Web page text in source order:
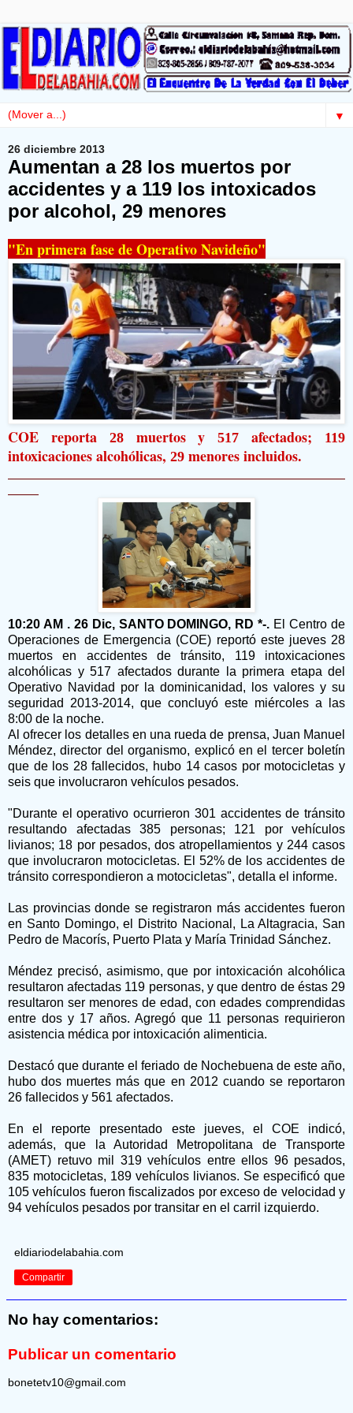
▼
26 diciembre 2013
Aumentan a 28 los muertos por
accidentes y a 119 los intoxicados
por alcohol, 29 menores
"En primera fase de Operativo Navideño"
COE reporta 28muertos y517 afectados; 119
intoxicaciones alcohólicas, 29 menores incluidos.
10:20 AM . 26 Dic, SANTO DOMINGO, RD *-. El Centro de
Operaciones de Emergencia (COE) reportó este jueves 28
muertos en accidentes de tránsito, 119 intoxicaciones
alcohólicas y 517 afectados durante la primera etapa del
Operativo Navidad por la dominicanidad, los valores y su
seguridad 2013-2014, que concluyó este miércoles a las
8:00 de la noche.
Al ofrecer los detalles en una rueda de prensa, Juan Manuel
Méndez, director del organismo, explicó en el tercer boletín
que de los 28 fallecidos, hubo 14 casos por motocicletas y
seis que involucraron vehículos pesados.
"Durante el operativo ocurrieron 301 accidentes de tránsito
resultando afectadas 385 personas; 121 por vehículos
livianos; 18 por pesados, dos atropellamientos y 244 casos
que involucraron motocicletas. El 52% de los accidentes de
tránsito correspondieron a motocicletas", detalla el informe.
Las provincias donde se registraron más accidentes fueron
en Santo Domingo, el Distrito Nacional, La Altagracia, San
Pedro de Macorís, Puerto Plata y María Trinidad Sánchez.
Méndez precisó, asimismo, que por intoxicación alcohólica
resultaron afectadas 119 personas, y que dentro de éstas 29
resultaron ser menores de edad, con edades comprendidas
entre dos y 17 años. Agregó que 11 personas requirieron
asistencia médica por intoxicación alimenticia.
Destacó que durante el feriado de Nochebuena de este año,
hubo dos muertes más que en 2012 cuando se reportaron
26 fallecidos y 561 afectados.
En el reporte presentado este jueves, el COE indicó,
además, que la Autoridad Metropolitana de Transporte
(AMET) retuvo mil 319 vehículos entre ellos 96 pesados,
835 motocicletas, 189 vehículos livianos. Se especificó que
105 vehículos fueron fiscalizados por exceso de velocidad y
94 vehículos pesados por transitar en el carril izquierdo.
eldiariodelabahia.com
Compartir
No hay comentarios:
Publicar un comentario
bonetetv10@gmail.com